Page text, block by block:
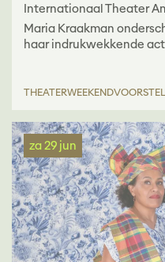
Internationaal Theater
Maria Kraakman
haar indrukwekkende
THEATER
za 29 jun